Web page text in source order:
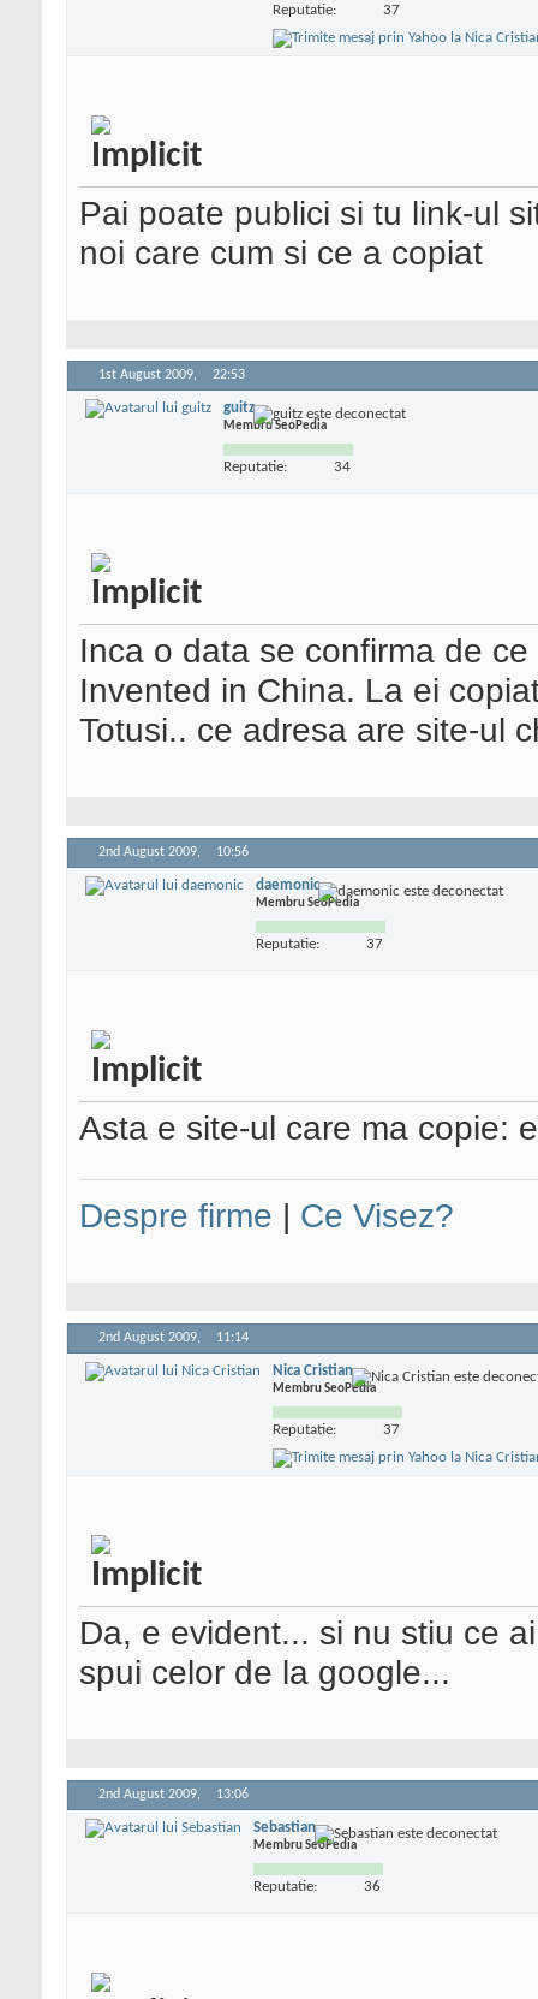
Reputatie: 37
Pai poate publici si tu link-ul
noi care cum si ce a copiat
1st August 2009, 22:53
guitz
Membru SeoPedia
Reputatie: 34
Inca o data se confirma de
Invented in China. La ei
Totusi.. ce adresa are site-ul
2nd August 2009, 10:56
daemonic
Membru SeoPedia
Reputatie: 37
Asta e site-ul care ma copie:
Despre firme | Ce Visez?
2nd August 2009, 11:14
Nica Cristian
Membru SeoPedia
Reputatie: 37
Da, e evident... si nu stiu ce
spui celor de la google...
2nd August 2009, 13:06
Sebastian
Membru SeoPedia
Reputatie: 36